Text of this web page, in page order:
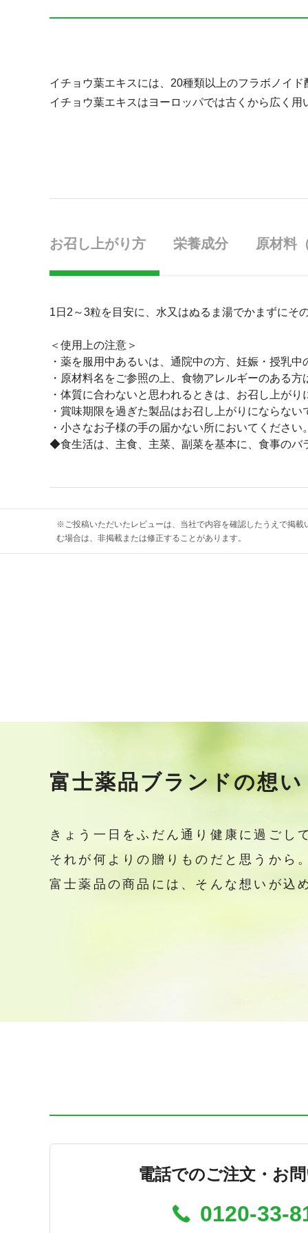
イチョウ葉エキスには、20種類以上のフラボノイ
イチョウ葉エキスはヨーロッパでは古くから広く
お召し上がり方 栄養成分 原材料
1日2～3粒を目安に、水又はぬるま湯でかまずにそ
＜使用上の注意＞
・薬を服用中あるいは、通院中の方、妊娠・授乳
・原材料名をご参照の上、食物アレルギーのある
・体質に合わないと思われるときは、お召し上が
・賞味期限を過ぎた製品はお召し上がりにならない
・小さなお子様の手の届かない所においてください
◆食生活は、主食、主菜、副菜を基本に、食事のバ
※ご投稿いただいたレビューは、当社で内容を確認したうえで掲
む場合は、非掲載または修正することがあります。
富士薬品ブランドの想い
きょう一日をふだん通り健康に過ごし
それが何よりの贈りものだと思うから
富士薬品の商品には、そんな想いが込
電話でのご注文・お
0120-33-